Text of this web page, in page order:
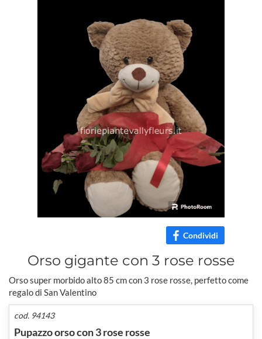
Condividi
Orso gigante con 3 rose rosse
Orso super morbido alto 85 cm con 3 rose rosse, perfetto come
regalo di San Valentino
cod. 94143
Pupazzo orso con 3 rose rosse